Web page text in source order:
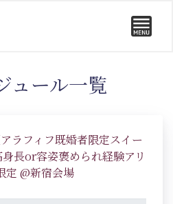
ュール一覧
ラフィフ既婚者限定スイー
長or容姿褒められ経験アリ
定 @新宿会場